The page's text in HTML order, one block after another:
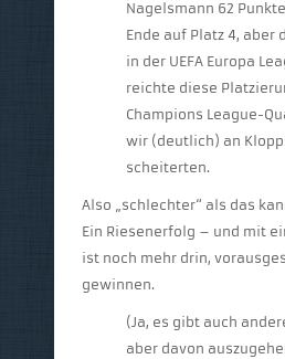
Nagelsmann 62
Ende auf Platz 4, aber
in der UEFA Europa
reichte diese
Champions League-
wir (deutlich) an
scheiterten.
Also „schlechter“ als das
Ein Riesenerfolg – und mit
ist noch mehr drin,
gewinnen.
(Ja, es gibt auch
aber davon